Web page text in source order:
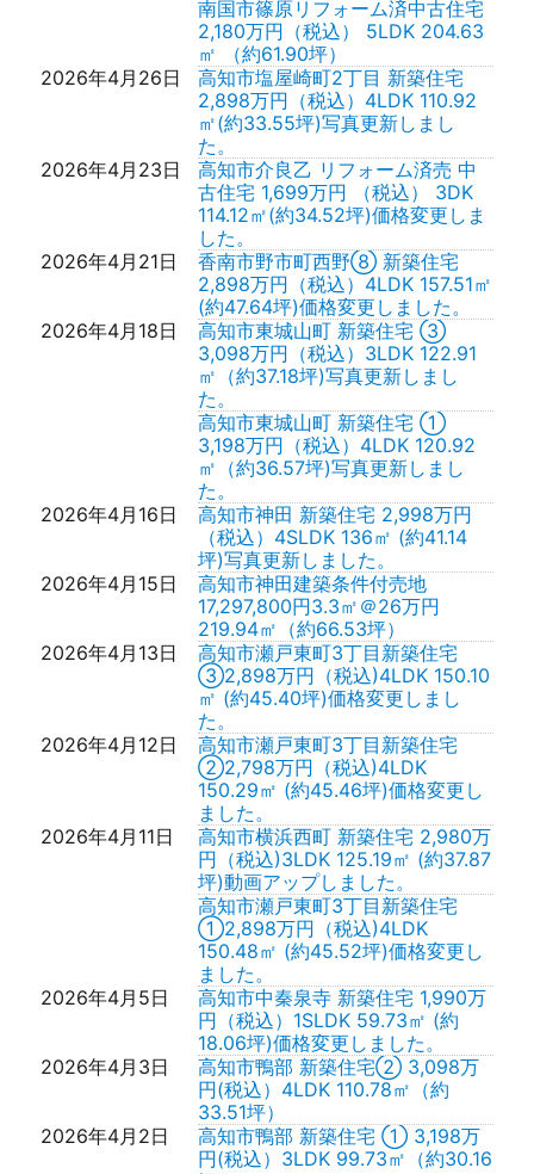
南国市篠原リフォーム済中古住宅
2,180万円（税込） 5LDK 204.63
㎡ （約61.90坪）
2026年4月26日
高知市塩屋崎町2丁目 新築住宅
2,898万円（税込）4LDK 110.92
㎡(約33.55坪)写真更新しまし
た。
2026年4月23日
高知市介良乙 リフォーム済売 中
古住宅 1,699万円 （税込） 3DK
114.12㎡(約34.52坪)価格変更しま
した。
2026年4月21日
香南市野市町西野⑧ 新築住宅
2,898万円（税込）4LDK 157.51㎡
(約47.64坪)価格変更しました。
2026年4月18日
高知市東城山町 新築住宅 ③
3,098万円（税込）3LDK 122.91
㎡（約37.18坪)写真更新しまし
た。
高知市東城山町 新築住宅 ①
3,198万円（税込）4LDK 120.92
㎡（約36.57坪)写真更新しまし
た。
2026年4月16日
高知市神田 新築住宅 2,998万円
（税込）4SLDK 136㎡ (約41.14
坪)写真更新しました。
2026年4月15日
高知市神田建築条件付売地
17,297,800円3.3㎡＠26万円
219.94㎡（約66.53坪）
2026年4月13日
高知市瀬戸東町3丁目新築住宅
③2,898万円（税込)4LDK 150.10
㎡ (約45.40坪)価格変更しまし
た。
2026年4月12日
高知市瀬戸東町3丁目新築住宅
②2,798万円（税込)4LDK
150.29㎡ (約45.46坪)価格変更し
ました。
2026年4月11日
高知市横浜西町 新築住宅 2,980万
円（税込)3LDK 125.19㎡ (約37.87
坪)動画アップしました。
高知市瀬戸東町3丁目新築住宅
①2,898万円（税込)4LDK
150.48㎡ (約45.52坪)価格変更し
ました。
2026年4月5日
高知市中秦泉寺 新築住宅 1,990万
円（税込）1SLDK 59.73㎡ (約
18.06坪)価格変更しました。
2026年4月3日
高知市鴨部 新築住宅② 3,098万
円(税込）4LDK 110.78㎡（約
33.51坪）
2026年4月2日
高知市鴨部 新築住宅 ① 3,198万
円(税込）3LDK 99.73㎡（約30.16